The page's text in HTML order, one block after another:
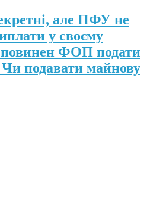
але ПФУ не
у своєму
ФОП подати
подавати майнову